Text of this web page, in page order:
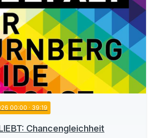
00:00 · 39:19
Chancengleichheit